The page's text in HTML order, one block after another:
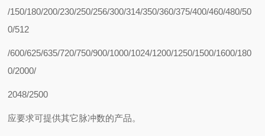
/150/180/200/230/250/256/300/314/350/360/375/400/460/480/50
0/512
/600/625/635/720/750/900/1000/1024/1200/1250/1500/1600/180
0/2000/
2048/2500
应要求可提供其它脉冲数的产品。